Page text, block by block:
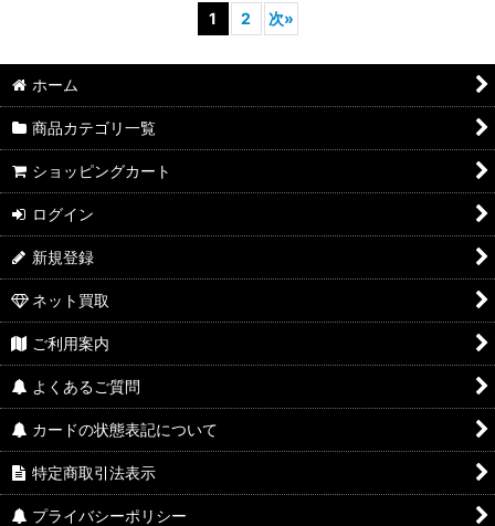
1 2 次»
ホーム
商品カテゴリ一覧
ショッピングカート
ログイン
新規登録
ネット買取
ご利用案内
よくあるご質問
カードの状態表記について
特定商取引法表示
プライバシーポリシー